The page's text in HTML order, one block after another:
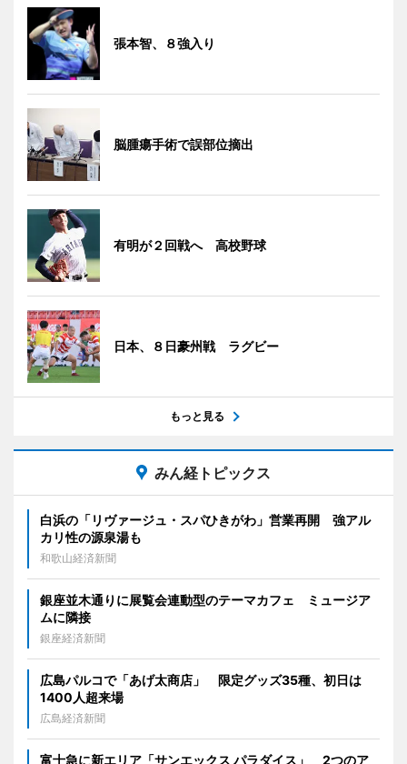
張本智、８強入り
脳腫瘍手術で誤部位摘出
有明が２回戦へ 高校野球
日本、８日豪州戦 ラグビー
もっと見る
みん経トピックス
白浜の「リヴァージュ・スパひきがわ」営業再開 強アル
カリ性の源泉湯も
和歌山経済新聞
銀座並木通りに展覧会連動型のテーマカフェ ミュージア
ムに隣接
銀座経済新聞
広島パルコで「あげ太商店」 限定グッズ35種、初日は
1400人超来場
広島経済新聞
富士急に新エリア「サンエックス パラダイス」 2つのア